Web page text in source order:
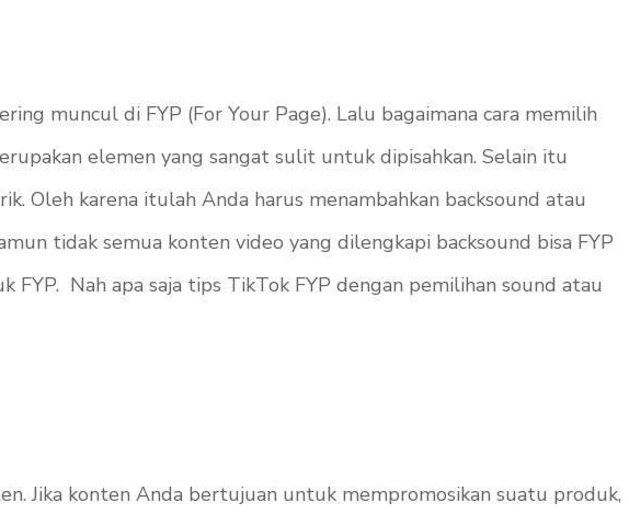
muncul di FYP (For Your Page). Lalu bagaimana cara memilih
elemen yang sangat sulit untuk dipisahkan. Selain itu
Oleh karena itulah Anda harus menambahkan backsound atau
tidak semua konten video yang dilengkapi backsound bisa FYP
Nah apa saja tips TikTok FYP dengan pemilihan sound atau
Jika konten Anda bertujuan untuk mempromosikan suatu produk,